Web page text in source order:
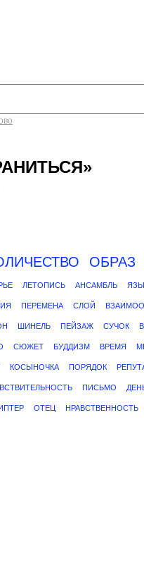
ОБРАЗ
ЛЕТОПИСЬ АНСАМБЛЬ
ПЕРЕМЕНА СЛОЙ
ШИНЕЛЬ ПЕЙЗАЖ СУЧОК
СЮЖЕТ БУДДИЗМ ВРЕМЯ
КОСЫНОЧКА ПОРЯДОК
ПИСЬМО
ОТЕЦ НРАВСТВЕННОСТЬ